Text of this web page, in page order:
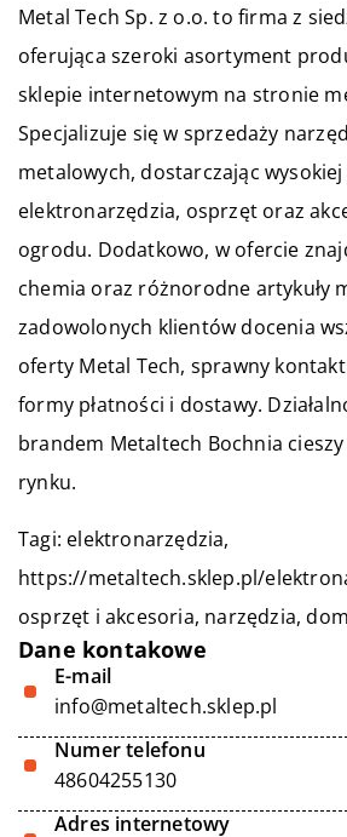
Metal Tech Sp. z o.o. to firma z
oferująca szeroki asortyment
sklepie internetowym na stronie
Specjalizuje się w sprzedaży
metalowych, dostarczając wysokiej
elektronarzędzia, osprzęt oraz
ogrodu. Dodatkowo, w ofercie
chemia oraz różnorodne artykuły
zadowolonych klientów docenia
oferty Metal Tech, sprawny
formy płatności i dostawy.
brandem Metaltech Bochnia
rynku.
Tagi: elektronarzędzia,
https://metaltech.sklep.pl/
osprzęt i akcesoria, narzędzia,
Dane kontakowe
E-mail
info@metaltech.sklep.pl
Numer telefonu
48604255130
Adres internetowy